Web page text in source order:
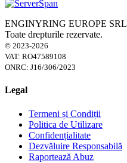
ENGINYRING EUROPE SRL
Toate drepturile rezervate.
© 2023-2026
VAT: RO47589108
ONRC: J16/306/2023
Legal
Termeni și Condiții
Politica de Utilizare
Confidențialitate
Dezvăluire Responsabilă
Raportează Abuz